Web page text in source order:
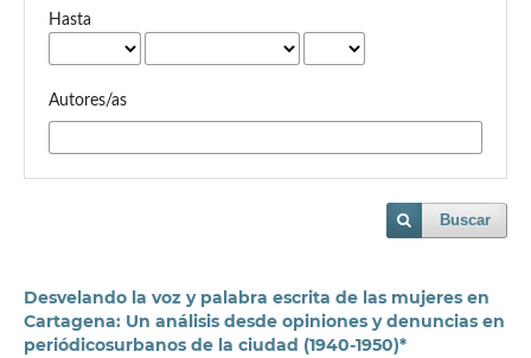
Hasta
Autores/as
Buscar
Desvelando la voz y palabra escrita de las mujeres en
Cartagena: Un análisis desde opiniones y denuncias en
periódicosurbanos de la ciudad (1940-1950)*